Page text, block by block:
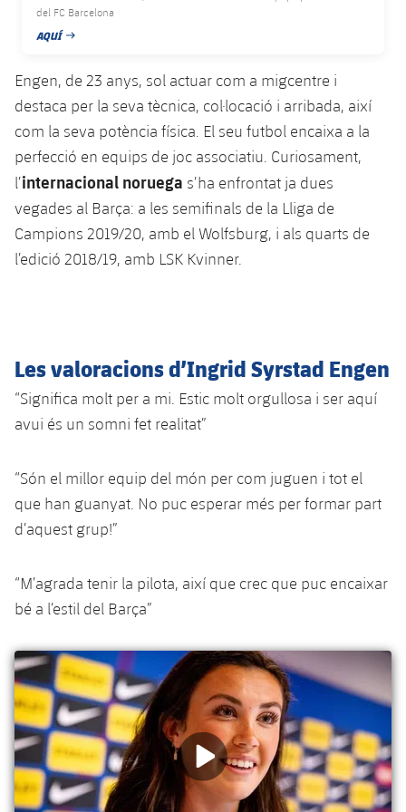
Serveis Mèdics
Acreditacions
SUB8 B
Fotos
Palmarès
Fotos
Infantil A
Infantil B
Entrades
Resultats
Classificació
Jugadors
Fotos
Palmarès
Calendari
Resultats
Jugadors
Classificació
plusicon
més
Juvenil
Cadet
Infantil
Aleví
PLUSICON
MÉS
Primer equip
plusicon
més
Actualitat
Calendari
Classificació
Història
Barça Atlètic
plusicon
més
Actualitat
Jugadors
Classificació
Base
plusicon
més
Junior
Juvenil
Infantil
Aleví
plusicon
més
Notícies
Actualitat
Masculí
Femení
Agenda
Bàsquet en cadira de rodes
Actualitat
Jugadors
Resultats
Classificació
Hockey gel
Actualitat
Calendari
Resultats
Classificació
Hoquei herba
Hockey Herba Masculí
Hockey Herba Femení
plusicon
més
Actualitat
Plantilla
Agenda
Escola de Patinatge
Rugby
plusicon
més
Actualitat
Voleibol
plusicon
més
del FC Barcelona
AQUÍ
DATA DE PUBLICACIÓ
Engen, de 23 anys, sol actuar com a migcentre i
destaca per la seva tècnica, col·locació i arribada, així
com la seva potència física. El seu futbol encaixa a la
perfecció en equips de joc associatiu. Curiosament,
l’internacional noruega s’ha enfrontat ja dues
vegades al Barça: a les semifinals de la Lliga de
Campions 2019/20, amb el Wolfsburg, i als quarts de
l’edició 2018/19, amb LSK Kvinner.
Les valoracions d’Ingrid Syrstad Engen
“Significa molt per a mi. Estic molt orgullosa i ser aquí
avui és un somni fet realitat”
“Són el millor equip del món per com juguen i tot el
que han guanyat. No puc esperar més per formar part
d’aquest grup!”
“M’agrada tenir la pilota, així que crec que puc encaixar
bé a l’estil del Barça”